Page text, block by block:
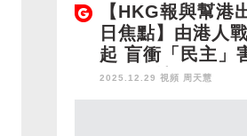
【HKG報與幫港
日焦點】由港人
起 盲衝「民主」
不值可憐
2025.12.29 視頻 周天慧